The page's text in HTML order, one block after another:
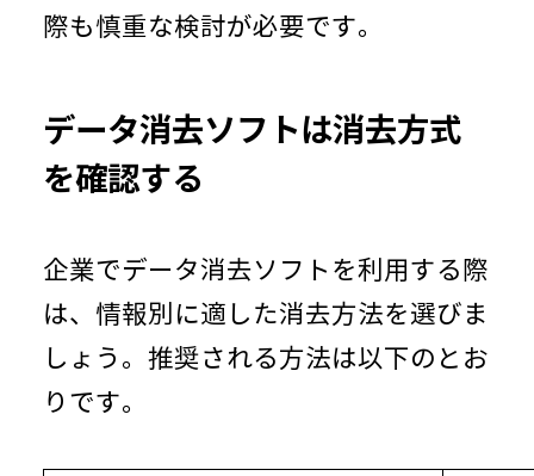
際も慎重な検討が必要です。
データ消去ソフトは消去方式
を確認する
企業でデータ消去ソフトを利用する際
は、情報別に適した消去方法を選びま
しょう。推奨される方法は以下のとお
りです。